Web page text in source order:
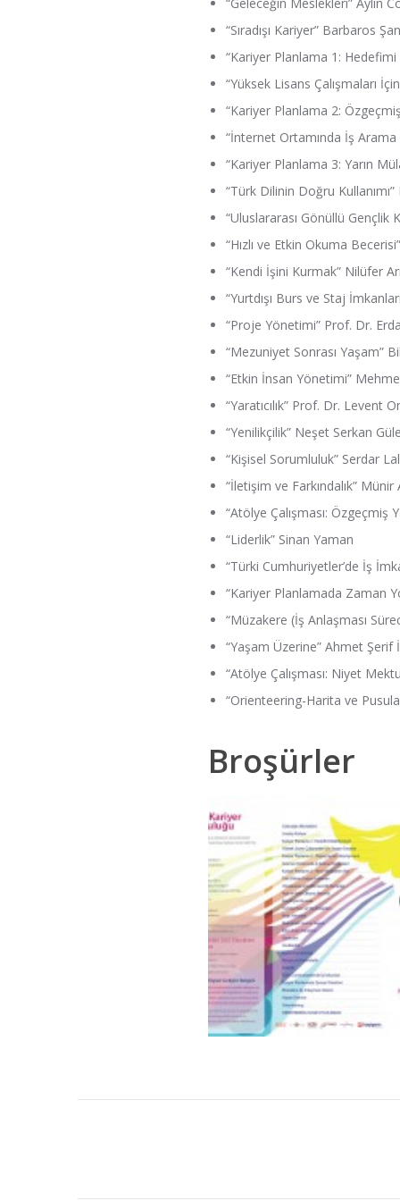
“Sıradışı Kariyer” Barbaros
“Kariyer Planlama 1:
“Yüksek Lisans Çalışmaları
“Kariyer Planlama 2:
“İnternet Ortamında İş
“Kariyer Planlama 3: Yarın
“Türk Dilinin Doğru
“Uluslararası Gönüllü Gençlik
“Hızlı ve Etkin Okuma
“Kendi İşini Kurmak” Nilüfer
“Yurtdışı Burs ve Staj
“Proje Yönetimi” Prof. Dr.
“Mezuniyet Sonrası Yaşam”
“Etkin İnsan Yönetimi”
“Yaratıcılık” Prof. Dr. Levent
“Yenilikçilik” Neşet Serkan
“Kişisel Sorumluluk” Serdar
“İletişim ve Farkındalık” Münir
“Atölye Çalışması: Özgeçmiş
“Liderlik” Sinan Yaman
“Türki Cumhuriyetler’de İş
“Kariyer Planlamada Zaman
“Müzakere (İş Anlaşması
“Yaşam Üzerine” Ahmet Şerif
“Atölye Çalışması: Niyet
“Orienteering-Harita ve
Broşürler